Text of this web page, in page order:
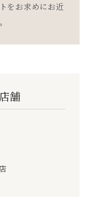
をお求めにお近
舗